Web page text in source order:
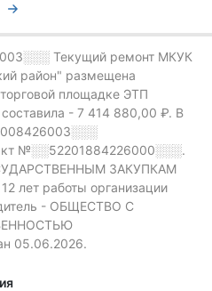
Текущий ремонт МКУК
район" размещена
площадке ЭТП
- 7 414 880,00 ₽. В
№░░52201884226000░░░.
ЗАКУПКАМ
лет работы организации
- ОБЩЕСТВО С
05.06.2026.